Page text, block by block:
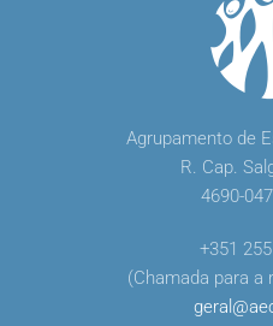
Agrupamento de
R. Cap.
4690-
+351
(Chamada para a
geral @